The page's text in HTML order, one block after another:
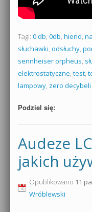
Tagi: 0 db, 0db, hiend,
słuchawki, odsłuchy,
sennheiser orpheus,
elektrostatyczne, test,
lampowy, zero decybeli
Podziel się:
Audeze
jakich
Opublikowano 11
Wróblewski